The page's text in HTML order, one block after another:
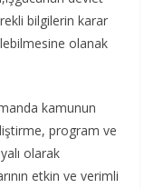
bilgilerin karar
olanak
kamunun
program ve
olarak
etkin ve verimli